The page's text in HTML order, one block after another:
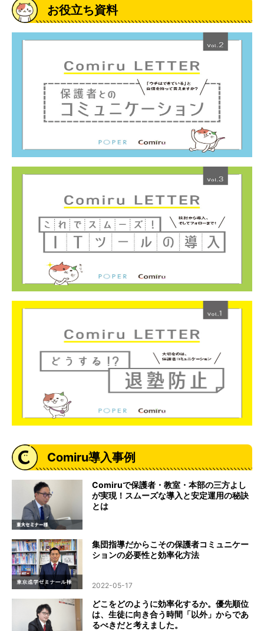
お役立ち資料
Comiru導入事例
Comiruで保護者・教室・本部の三方よし
が実現！スムーズな導入と安定運用の秘訣
とは
集団指導だからこその保護者コミュニケー
ションの必要性と効率化方法
2022-05-17
どこをどのように効率化するか。優先順位
は、生徒に向き合う時間「以外」からであ
るべきだと考えました。